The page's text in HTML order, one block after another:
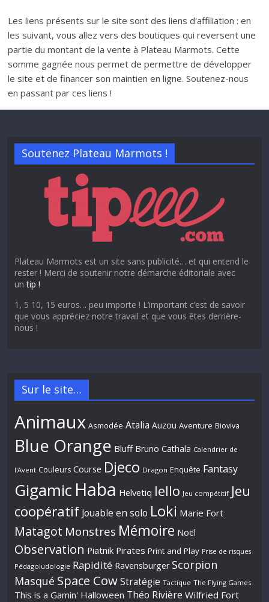
Les liens présents sur le site sont des liens d'affiliation : en
les suivant, vous allez vers des boutiques qui reversent une
partie du montant de la vente à Plateau Marmots. Cette
somme gagnée nous permet de permettre de développer
le site et de financer son maintien en ligne. Soutenez-nous
en passant par ces liens !
Soutenez Plateau Marmots !
Plateau Marmots est un site sans publicité… et qui entend le
rester ! Merci de soutenir notre démarche éditoriale avec
untip !
1, 5 10, 15 euros… peu importe ! L’important c’est de savoir
que vous appréciez notre travail et que vous êtes derrière-
nous !
Sur le site…
Animaux Asmodée Atalia Auzou Aventure Bioviva
Blue Orange Bluff Bruno Cathala Calendrier de
l'Avent Couleurs Course Djeco Dragon Enquête Fantasy
Gigamic Haba Helvetiq Iello Jeu compétitif Jeu
coopératif Jouable en solo Loki Marie Fort
Matagot Monstres Mémoire Noël
Observation Piatnik Pirates Print and Play Prise de risques
Pédagoludologie Rapidité Ravensburger Scorpion
Masqué Space Cow Stratégie Tactique The Flying Games
This is a Gamin' Halloween Théo Rivière Wilfried Fort